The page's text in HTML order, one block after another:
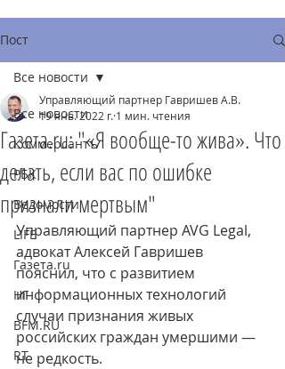
Пост
Все новости
Коммерсантъ
РБК
Ведомости
LIFE
Газета.ru
НГ
BFM.RU
RT
Все новости
Газета.ru: "«Я вообще-то жива». Что
делать, если вас по ошибке
признали мертвым"
Управляющий партнер Гавришев А.В.
19 янв. 2022 г. 1 мин. чтения
Управляющий партнер AVG Legal,
адвокат Алексей Гавришев
пояснил, что с развитием
информационных технологий
случаи признания живых
российских граждан умершими —
не редкость.